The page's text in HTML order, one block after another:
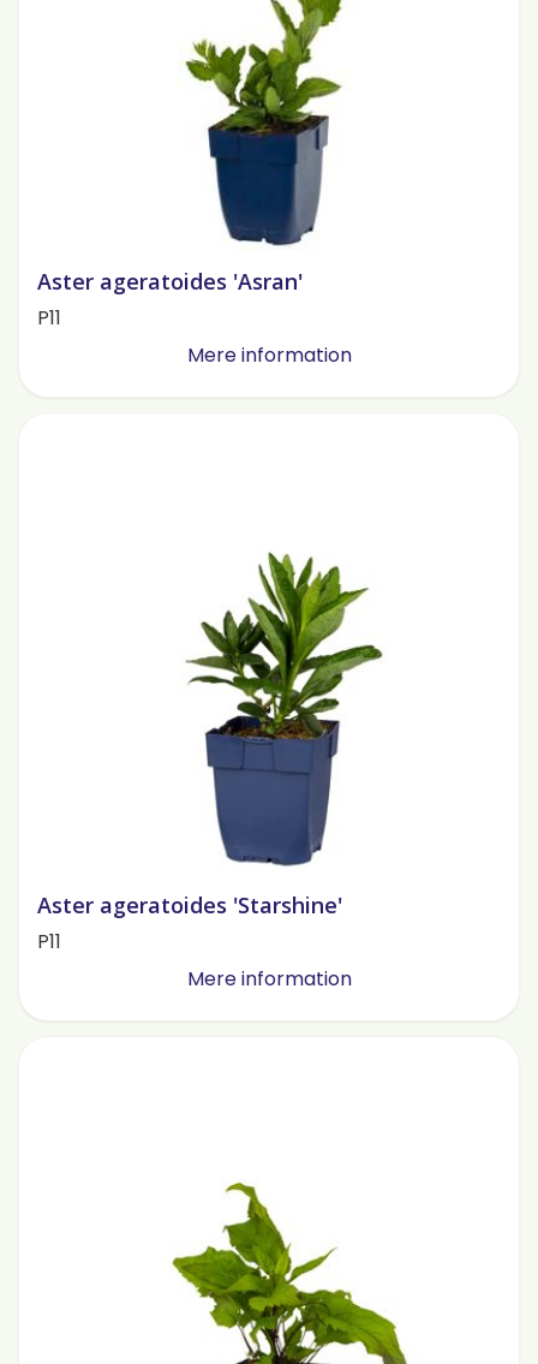
Aster ageratoides 'Asran'
P11
Mere information
Aster ageratoides 'Starshine'
P11
Mere information